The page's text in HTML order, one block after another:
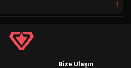
1
Bize Ulaşın